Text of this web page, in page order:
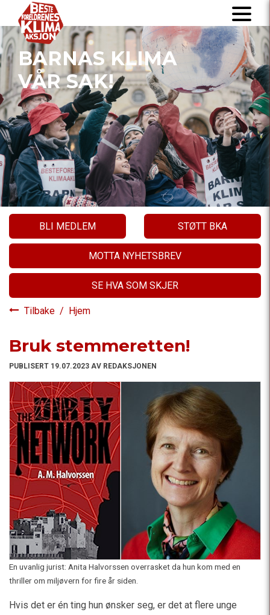
BARNAS KLIMA
VÅR SAK!
BLI MEDLEM STØTT BKA
MOTTA NYHETSBREV
SE HVA SOM SKJER
Tilbake / Hjem
Bruk stemmeretten!
PUBLISERT 19.07.2023 AV REDAKSJONEN
En uvanlig jurist: Anita Halvorssen overrasket da hun kom med en
thriller om miljøvern for fire år siden.
Hvis det er én ting hun ønsker seg, er det at flere unge